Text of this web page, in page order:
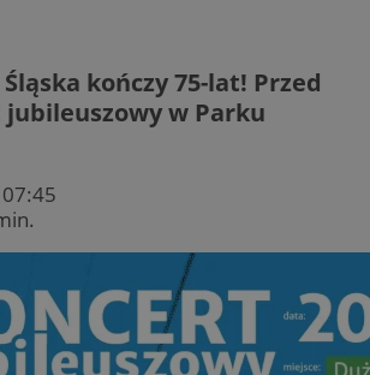
kończy 75-lat! Przed
w Parku